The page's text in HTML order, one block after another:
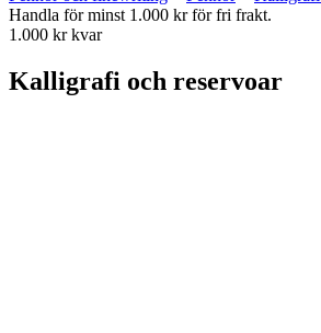
Handla för minst 1.000 kr för fri frakt.
1.000 kr kvar
Kalligrafi och reservoar